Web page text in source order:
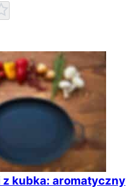
kubka: aromatyczny